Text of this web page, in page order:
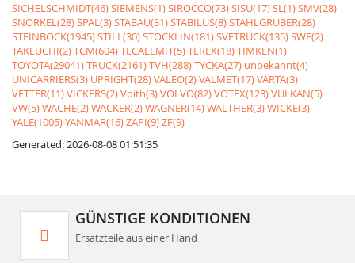
SICHELSCHMIDT(46)SIEMENS(1)SIROCCO(73)SISU(17)SL(1)SMV(28)
SNORKEL(28)SPAL(3)STABAU(31)STABILUS(8)STAHLGRUBER(28)
STEINBOCK(1945)STILL(30)STÖCKLIN(181)SVETRUCK(135)SWF(2)
TAKEUCHI(2)TCM(604)TECALEMIT(5)TEREX(18)TIMKEN(1)
TOYOTA(29041)TRUCK(2161)TVH(288)TYCKA(27) unbekannt(4)
UNICARRIERS(3) UPRIGHT(28)VALEO(2)VALMET(17)VARTA(3)
VETTER(11)VICKERS(2)Voith(3)VOLVO(82)VOTEX(123)VULKAN(5)
VW(5)WACHE(2)WACKER(2)WAGNER(14)WALTHER(3)WICKE(3)
YALE(1005)YANMAR(16)ZAPI(9)ZF(9)
Generated: 2026-08-08 01:51:35
GÜNSTIGE KONDITIONEN
Ersatzteile aus einer Hand